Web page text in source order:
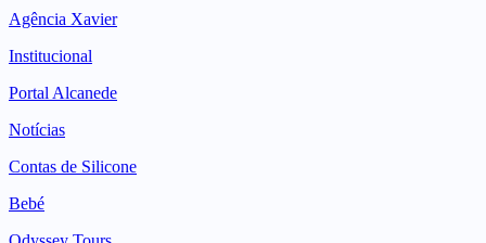
Agência Xavier
Institucional
Portal Alcanede
Notícias
Contas de Silicone
Bebé